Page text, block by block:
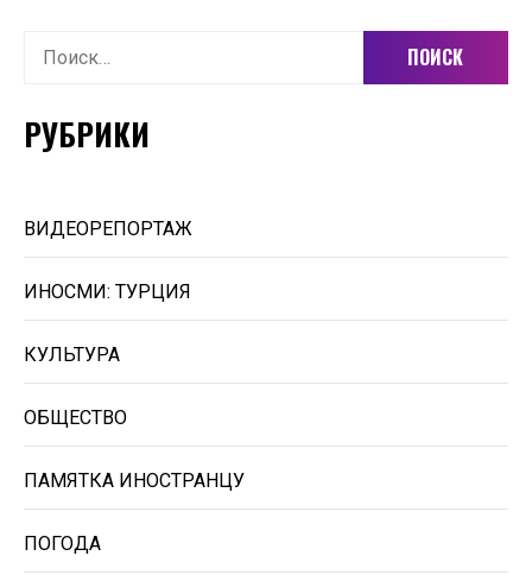
Найти:
РУБРИКИ
ВИДЕОРЕПОРТАЖ
ИНОСМИ: ТУРЦИЯ
КУЛЬТУРА
ОБЩЕСТВО
ПАМЯТКА ИНОСТРАНЦУ
ПОГОДА